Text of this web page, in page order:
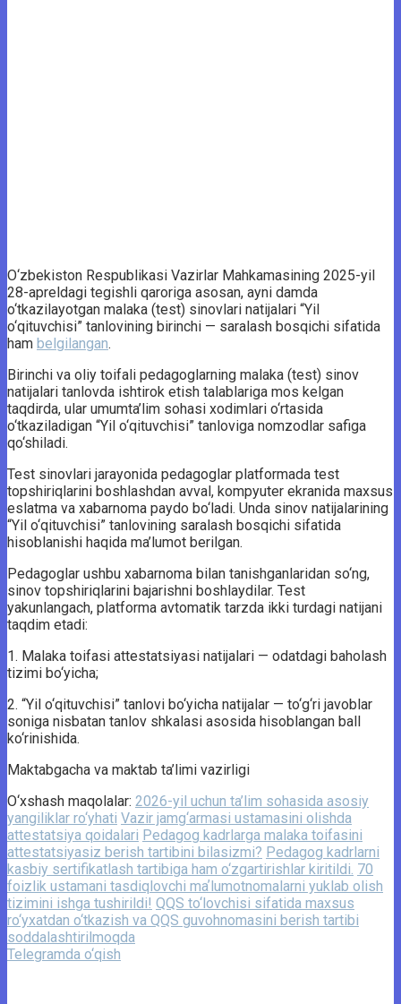
O‘zbekiston Respublikasi Vazirlar Mahkamasining 2025-yil
28-apreldagi tegishli qaroriga asosan, ayni damda
o‘tkazilayotgan malaka (test) sinovlari natijalari “Yil
o‘qituvchisi” tanlovining birinchi — saralash bosqichi sifatida
ham belgilangan.
Birinchi va oliy toifali pedagoglarning malaka (test) sinov
natijalari tanlovda ishtirok etish talablariga mos kelgan
taqdirda, ular umumta’lim sohasi xodimlari o‘rtasida
o‘tkaziladigan “Yil o‘qituvchisi” tanloviga nomzodlar safiga
qo‘shiladi.
Test sinovlari jarayonida pedagoglar platformada test
topshiriqlarini boshlashdan avval, kompyuter ekranida maxsus
eslatma va xabarnoma paydo bo‘ladi. Unda sinov natijalarining
“Yil o‘qituvchisi” tanlovining saralash bosqichi sifatida
hisoblanishi haqida ma’lumot berilgan.
Pedagoglar ushbu xabarnoma bilan tanishganlaridan so‘ng,
sinov topshiriqlarini bajarishni boshlaydilar. Test
yakunlangach, platforma avtomatik tarzda ikki turdagi natijani
taqdim etadi:
1. Malaka toifasi attestatsiyasi natijalari — odatdagi baholash
tizimi bo‘yicha;
2. “Yil o‘qituvchisi” tanlovi bo‘yicha natijalar — to‘g‘ri javoblar
soniga nisbatan tanlov shkalasi asosida hisoblangan ball
ko‘rinishida.
Maktabgacha va maktab ta’limi vazirligi
O‘xshash maqolalar: 2026-yil uchun ta’lim sohasida asosiy
yangiliklar ro‘yhati Vazir jamg‘armasi ustamasini olishda
attestatsiya qoidalari Pedagog kadrlarga malaka toifasini
attestatsiyasiz berish tartibini bilasizmi? Pedagog kadrlarni
kasbiy sertifikatlash tartibiga ham o‘zgartirishlar kiritildi. 70
foizlik ustamani tasdiqlovchi maʼlumotnomalarni yuklab olish
tizimini ishga tushirildi! QQS to‘lovchisi sifatida maxsus
ro‘yxatdan o‘tkazish va QQS guvohnomasini berish tartibi
soddalashtirilmoqda
Telegramda o‘qish